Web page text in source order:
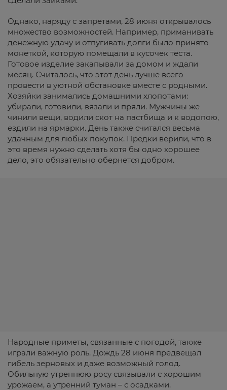
Однако, наряду с запретами, 28 июня открывалось
множество возможностей. Например, приманивать
денежную удачу и отпугивать долги было принято
монеткой, которую помещали в кусочек теста.
Готовое изделие закапывали за домом и ждали
месяц. Считалось, что этот день лучше всего
провести в уютной обстановке вместе с родными.
Хозяйки занимались домашними хлопотами:
убирали, готовили, вязали и пряли. Мужчины же
чинили вещи, водили скот на пастбища и к водопою,
ездили на ярмарки. День также считался весьма
удачным для любых покупок. Предки верили, что в
это время нужно сделать хотя бы одно хорошее
дело, это обязательно обернется добром.
Народные приметы, связанные с погодой, также
играли важную роль. Дождь 28 июня предвещал
гибель зерновых и даже возможный голод.
Обильную утреннюю росу связывали с хорошим
урожаем, а утренний туман – с осадками.